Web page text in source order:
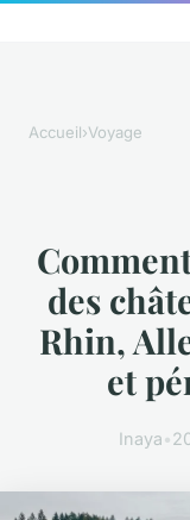
Accueil›Voyage
des
Rhin,
et
Inaya•